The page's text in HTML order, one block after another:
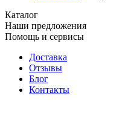
Каталог
Наши предложения
Помощь и сервисы
Доставка
Отзывы
Блог
Контакты